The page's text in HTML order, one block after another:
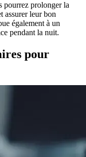
pourrez prolonger la
assurer leur bon
également à un
pendant la nuit.
pour